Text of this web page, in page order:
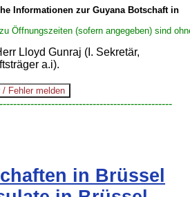
Informationen zur Guyana Botschaft in
Öffnungszeiten (sofern angegeben) sind
Lloyd Gunraj (I. Sekretär,
a.i).
in Brüssel